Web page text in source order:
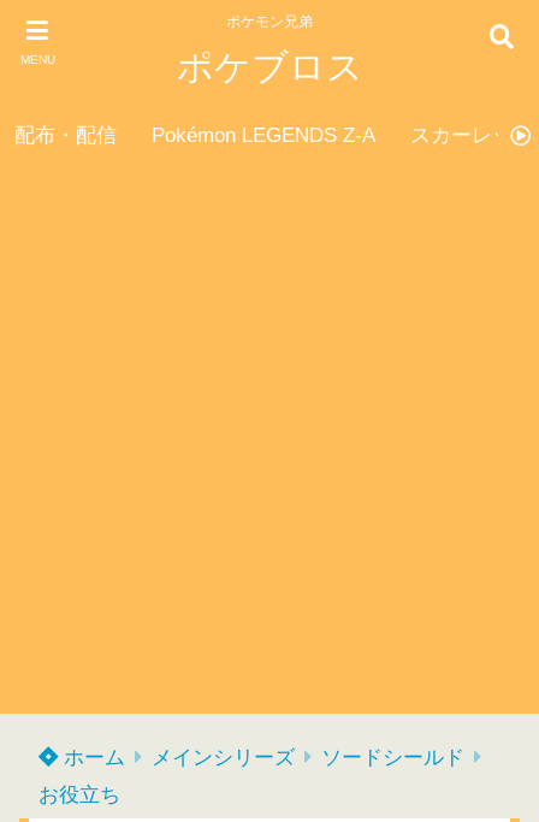
MENU
ポケモン兄弟
ポケブロス
配布・配信 Pokémon LEGENDS Z-A スカーレッ
ホーム メインシリーズ
ソードシールド
お役立ち